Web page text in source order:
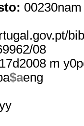
08
m
$aeng